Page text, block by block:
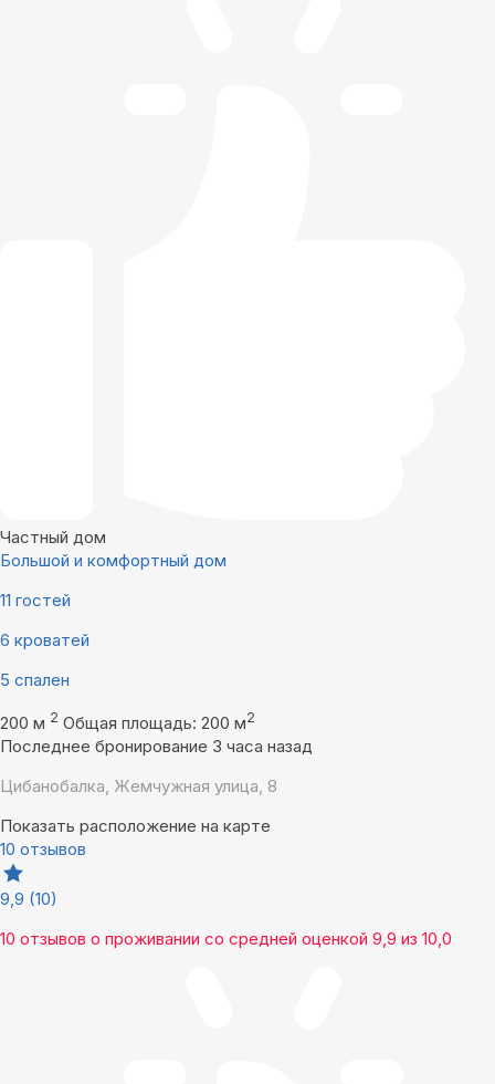
Частный дом
Большой и комфортный дом
11 гостей
6 кроватей
5 спален
200 м 2 Общая площадь: 200 м2
Последнее бронирование 3 часа назад
Цибанобалка, Жемчужная улица, 8
Показать расположение на карте
10 отзывов
9,9 (10)
10 отзывов о проживании со средней оценкой 9,9 из 10,0